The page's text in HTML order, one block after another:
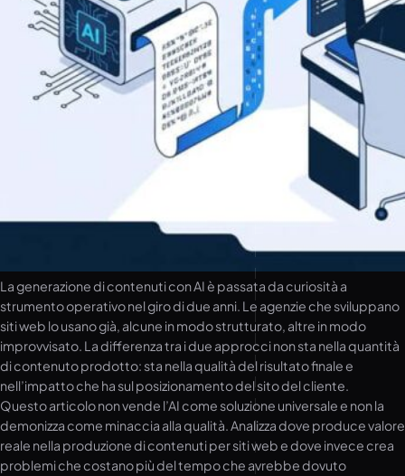
La generazione di contenuti con AI è passata da curiosità a
strumento operativo nel giro di due anni. Le agenzie che sviluppano
siti web lo usano già, alcune in modo strutturato, altre in modo
improvvisato. La differenza tra i due approcci non sta nella quantità
di contenuto prodotto: sta nella qualità del risultato finale e
nell’impatto che ha sul posizionamento del sito del cliente.
Questo articolo non vende l’AI come soluzione universale e non la
demonizza come minaccia alla qualità. Analizza dove produce valore
reale nella produzione di contenuti per siti web e dove invece crea
problemi che costano più del tempo che avrebbe dovuto